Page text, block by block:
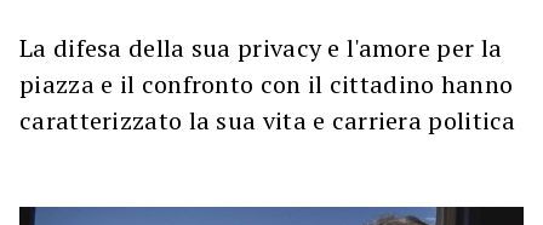
La difesa della sua privacy e l'amore per la
piazza e il confronto con il cittadino hanno
caratterizzato la sua vita e carriera politica